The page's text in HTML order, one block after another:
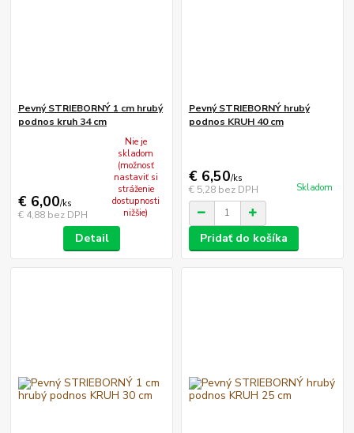
Pevný STRIEBORNÝ 1 cm hrubý
podnos kruh 34 cm
€ 6,00/ks
€ 4,88 bez DPH
Nie je
skladom
(možnosť
nastaviť si
stráženie
dostupnosti
nižšie)
Detail
Pevný STRIEBORNÝ hrubý
podnos KRUH 40 cm
€ 6,50/ks
€ 5,28 bez DPH Skladom
Pridať do košíka